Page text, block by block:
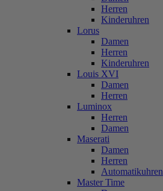
Herren
Kinderuhren
Lorus
Damen
Herren
Kinderuhren
Louis XVI
Damen
Herren
Luminox
Herren
Damen
Maserati
Damen
Herren
Automatikuhren
Master Time